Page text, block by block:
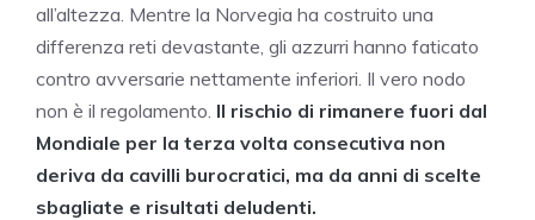
all’altezza. Mentre la Norvegia ha costruito una
differenza reti devastante, gli azzurri hanno faticato
contro avversarie nettamente inferiori. Il vero nodo
non è il regolamento. Il rischio di rimanere fuori dal
Mondiale per la terza volta consecutiva non
deriva da cavilli burocratici, ma da anni di scelte
sbagliate e risultati deludenti.